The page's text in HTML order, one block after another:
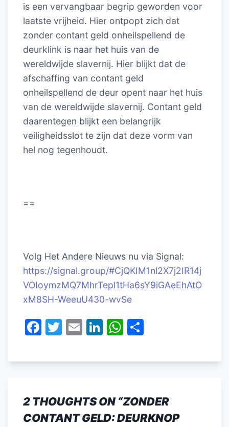
is een vervangbaar begrip geworden voor
laatste vrijheid. Hier ontpopt zich dat
zonder contant geld onheilspellend de
deurklink is naar het huis van de
wereldwijde slavernij. Hier blijkt dat de
afschaffing van contant geld
onheilspellend de deur opent naar het huis
van de wereldwijde slavernij. Contant geld
daarentegen blijkt een belangrijk
veiligheidsslot te zijn dat deze vorm van
hel nog tegenhoudt.
==
Volg Het Andere Nieuws nu via Signal:
https://signal.group/#CjQKIM1nl2X7j2IR14j
VOIoymzMQ7MhrTepl1tHa6sY9iGAeEhAtO
xM8SH-WeeuU430-wvSe
F
c
b
o
T
itt
E
ai
Li
k
dI
n
W
at
A
p
e
2 THOUGHTS ON “ZONDER
CONTANT GELD: DEURKNOP